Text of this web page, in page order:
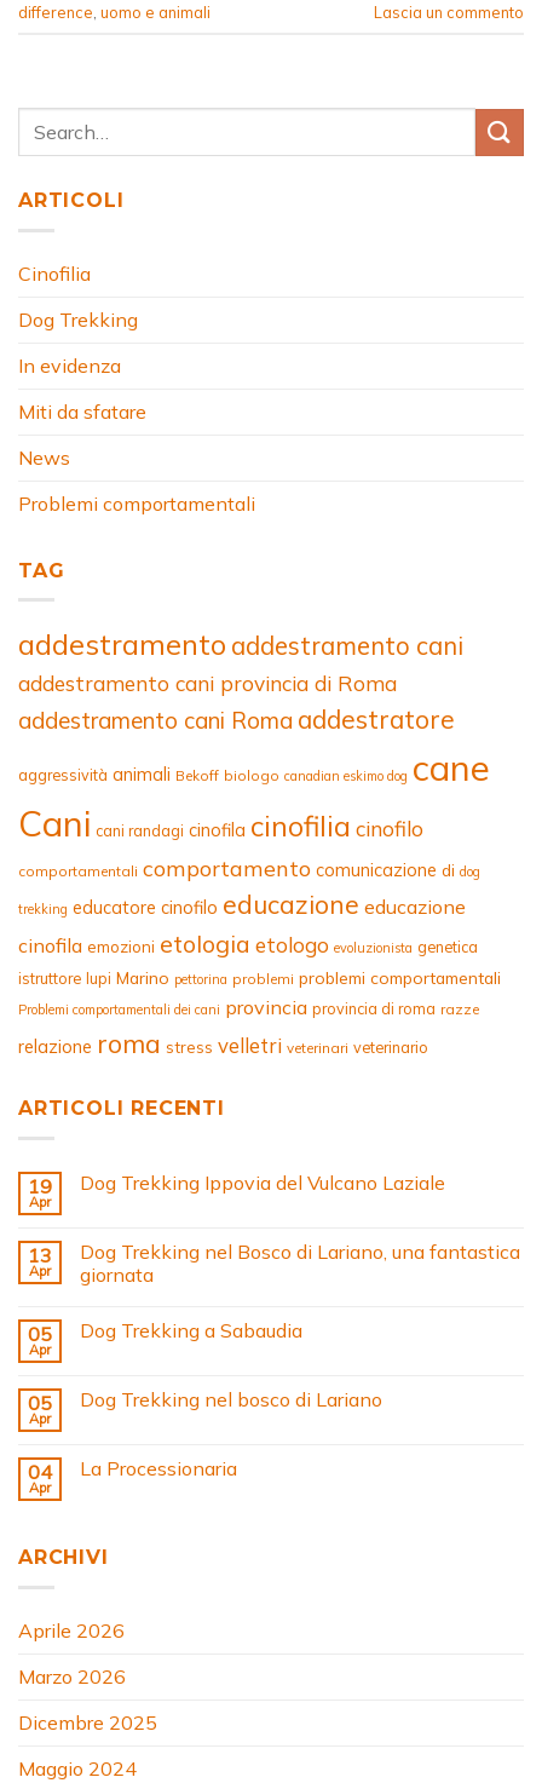
difference uomo e animali Lascia un commento
ARTICOLI
Cinofilia
Dog Trekking
In evidenza
Miti da sfatare
News
Problemi comportamentali
TAG
addestramento addestramento cani
addestramento cani provincia di Roma
addestramento cani Roma addestratore
aggressività animali Bekoff biologo canadian eskimo dog cane
Cani cani randagi cinofila cinofilia cinofilo
comportamentali comportamento comunicazione di dog
trekking educatore cinofilo educazione educazione
cinofila emozioni etologia etologo evoluzionista genetica
istruttore lupi Marino pettorina problemi problemi comportamentali
Problemi comportamentali dei cani provincia provincia di roma razze
relazione roma stress velletri veterinari veterinario
ARTICOLI RECENTI
19
Apr
Dog Trekking Ippovia del Vulcano Laziale
13
Apr
Dog Trekking nel Bosco di Lariano, una fantastica
giornata
05
Apr
Dog Trekking a Sabaudia
05
Apr
Dog Trekking nel bosco di Lariano
04
Apr
La Processionaria
ARCHIVI
Aprile 2026
Marzo 2026
Dicembre 2025
Maggio 2024